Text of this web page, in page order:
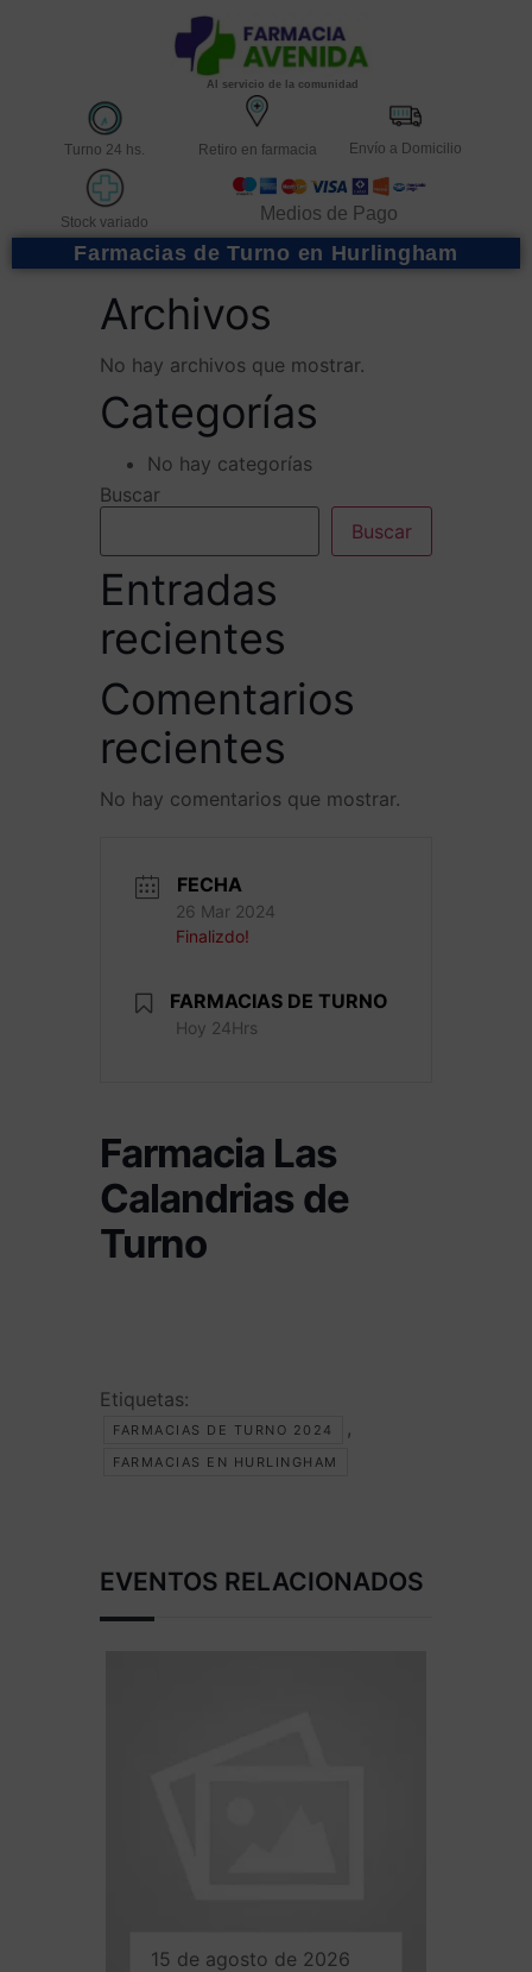
Al servicio de la comunidad
Turno 24 hs. Retiro en farmacia Envío a Domicilio
Stock variado Medios de Pago
Farmacias de Turno en Hurlingham
Archivos
No hay archivos que mostrar.
Categorías
No hay categorías
Buscar
Buscar
Entradas
recientes
Comentarios
recientes
No hay comentarios que mostrar.
FECHA
26 Mar 2024
Finalizdo!
FARMACIAS DE TURNO
Hoy 24Hrs
Farmacia Las
Calandrias de
Turno
Etiquetas:
FARMACIAS DE TURNO 2024 ,
FARMACIAS EN HURLINGHAM
EVENTOS RELACIONADOS
15 de agosto de 2026